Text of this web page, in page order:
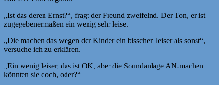
„Ist das deren Ernst?“, fragt der Freund zweifelnd. Der Ton, er ist
zugegebenermaßen ein wenig sehr leise.
„Die machen das wegen der Kinder ein bisschen leiser als sonst“,
versuche ich zu erklären.
„Ein wenig leiser, das ist OK, aber die Soundanlage AN-machen
könnten sie doch, oder?“